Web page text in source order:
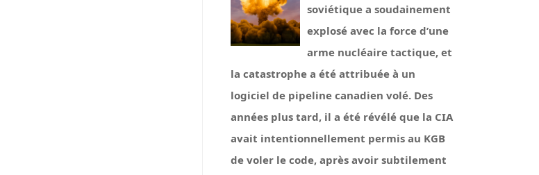
soviétique a soudainement
explosé avec la force d’une
arme nucléaire tactique, et
la catastrophe a été attribuée à un
logiciel de pipeline canadien volé. Des
années plus tard, il a été révélé que la CIA
avait intentionnellement permis au KGB
de voler le code, après avoir subtilement